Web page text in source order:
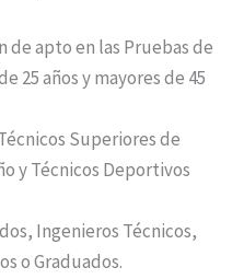
de apto en las Pruebas de
25 años y mayores de 45
Superiores de
y Técnicos Deportivos
Ingenieros Técnicos,
o Graduados.